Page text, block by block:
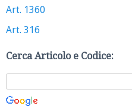
Art. 1360
Art. 316
Cerca Articolo e Codice: